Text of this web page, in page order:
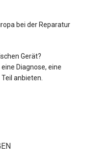
bei der Reparatur
Gerät?
Diagnose, eine
anbieten.